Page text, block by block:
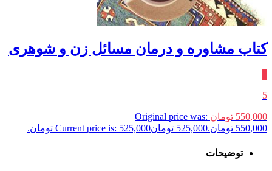
کتاب مشاوره و درمان مسائل زن و شوهری
5
550,000 تومان Original price was:
550,000 تومان.
525,000 تومانCurrent price is: 525,000 تومان.
توضیحات